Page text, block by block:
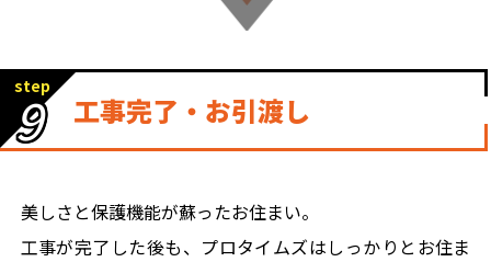
step
9 工事完了・お引渡し
美しさと保護機能が蘇ったお住まい。
工事が完了した後も、プロタイムズはしっかりとお住ま